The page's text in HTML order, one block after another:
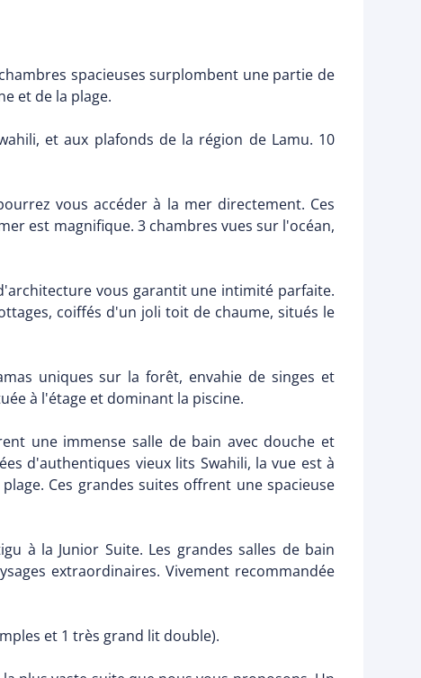
spacieuses surplombent une partie de
et de la plage.
et aux plafonds de la région de Lamu. 10
vous accéder à la mer directement. Ces
est magnifique. 3 chambres vues sur l'océan,
vous garantit une intimité parfaite.
coiffés d'un joli toit de chaume, situés le
uniques sur la forêt, envahie de singes et
à l'étage et dominant la piscine.
une immense salle de bain avec douche et
d'authentiques vieux lits Swahili, la vue est à
Ces grandes suites offrent une spacieuse
à la Junior Suite. Les grandes salles de bain
extraordinaires. Vivement recommandée
et 1 très grand lit double).